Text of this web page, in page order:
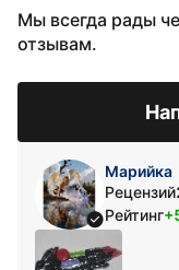
Мы всегда рады
отзывам.
Марийка
Рецензий
Рейтинг